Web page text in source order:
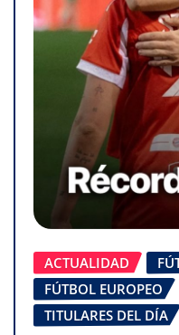
ACTUALIDAD
FÚTBOL EUROPEO
TITULARES DEL DÍA